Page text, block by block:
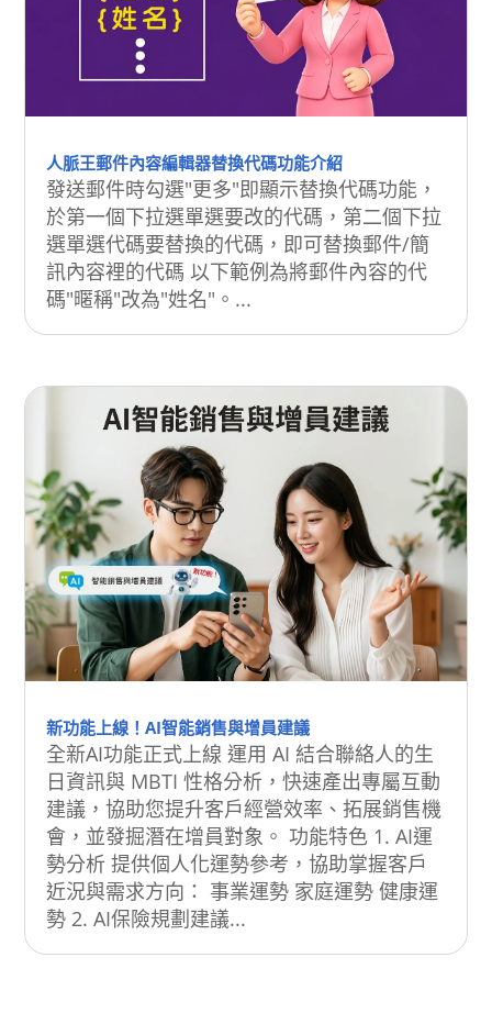
人脈王郵件內容編輯器替換代碼功能介紹
發送郵件時勾選"更多"即顯示替換代碼功能，
於第一個下拉選單選要改的代碼，第二個下拉
選單選代碼要替換的代碼，即可替換郵件/簡
訊內容裡的代碼 以下範例為將郵件內容的代
碼"暱稱"改為"姓名"。...
新功能上線！AI智能銷售與增員建議
全新AI功能正式上線 運用 AI 結合聯絡人的生
日資訊與 MBTI 性格分析，快速產出專屬互動
建議，協助您提升客戶經營效率、拓展銷售機
會，並發掘潛在增員對象。 功能特色 1. AI運
勢分析 提供個人化運勢參考，協助掌握客戶
近況與需求方向： 事業運勢 家庭運勢 健康運
勢 2. AI保險規劃建議...